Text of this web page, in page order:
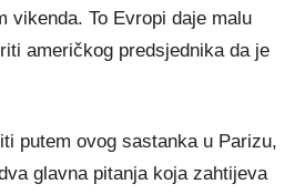
vikenda. To Evropi daje malu
američkog predsjednika da je
putem ovog sastanka u Parizu,
glavna pitanja koja zahtijeva